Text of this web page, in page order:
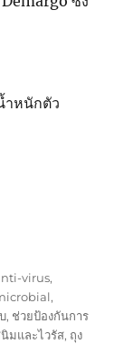
ำหนักตัว
เป๋าเครื่องสำอา
virus,
,
, ช่วยป้องกันการ
มและไวรัส, ถุง